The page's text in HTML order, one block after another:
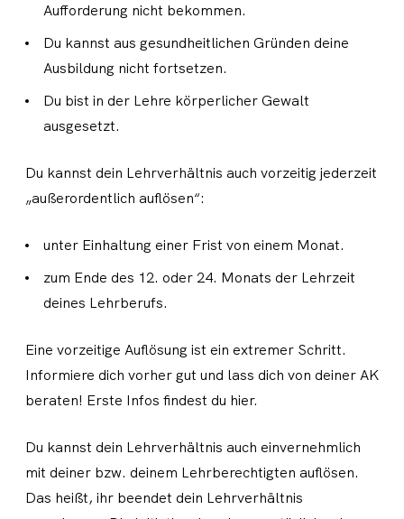
Aufforderung nicht bekommen.
Du kannst aus gesundheitlichen Gründen deine
Ausbildung nicht fortsetzen.
Du bist in der Lehre körperlicher Gewalt
ausgesetzt.
Du kannst dein Lehrverhältnis auch vorzeitig jederzeit
„außerordentlich auflösen“:
unter Einhaltung einer Frist von einem Monat.
zum Ende des 12. oder 24. Monats der Lehrzeit
deines Lehrberufs.
Eine vorzeitige Auflösung ist ein extremer Schritt.
Informiere dich vorher gut und lass dich von deiner AK
beraten! Erste Infos findest du hier.
Du kannst dein Lehrverhältnis auch einvernehmlich
mit deiner bzw. deinem Lehrberechtigten auflösen.
Das heißt, ihr beendet dein Lehrverhältnis